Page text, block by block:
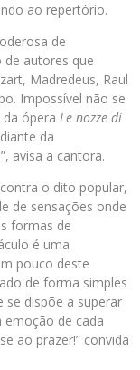
ao repertório.
de
autores que
Madredeus, Raul
Impossível não se
da ópera Le nozze di
da
avisa a cantora.
o dito popular,
de sensações onde
formas de
é uma
pouco deste
de forma simples
se dispõe a superar
emoção de cada
ao prazer!” convida